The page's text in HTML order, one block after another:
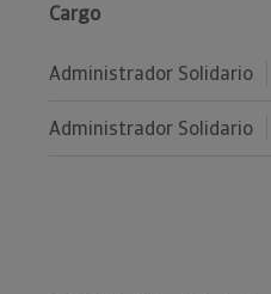
Cargo
Administrador Solidario
Administrador Solidario